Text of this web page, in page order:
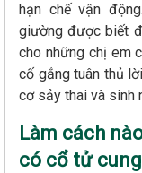
hạn chế vận
giường được biết
cho những chị em
cố gắng tuân thủ
cơ sảy thai và sinh
Làm cách
có cổ tử